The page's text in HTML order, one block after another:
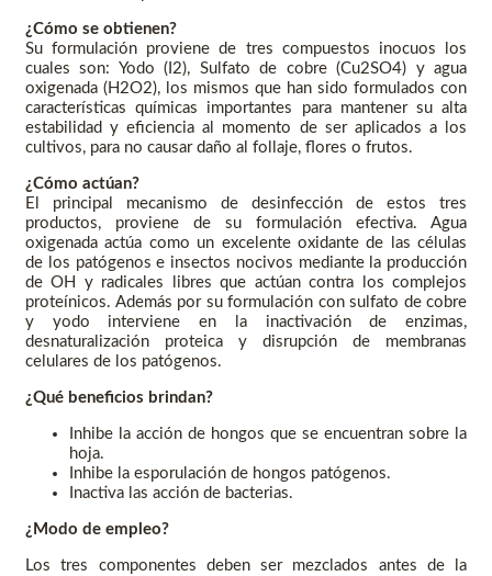
¿Cómo se obtienen?
Su formulación proviene de tres compuestos inocuos los
cuales son: Yodo (I2), Sulfato de cobre (Cu2SO4) y agua
oxigenada (H2O2), los mismos que han sido formulados con
características químicas importantes para mantener su alta
estabilidad y eficiencia al momento de ser aplicados a los
cultivos, para no causar daño al follaje, flores o frutos.
¿Cómo actúan?
El principal mecanismo de desinfección de estos tres
productos, proviene de su formulación efectiva. Agua
oxigenada actúa como un excelente oxidante de las células
de los patógenos e insectos nocivos mediante la producción
de OH y radicales libres que actúan contra los complejos
proteínicos. Además por su formulación con sulfato de cobre
y yodo interviene en la inactivación de enzimas,
desnaturalización proteica y disrupción de membranas
celulares de los patógenos.
¿Qué beneficios brindan?
Inhibe la acción de hongos que se encuentran sobre la
hoja.
Inhibe la esporulación de hongos patógenos.
Inactiva las acción de bacterias.
¿Modo de empleo?
Los tres componentes deben ser mezclados antes de la